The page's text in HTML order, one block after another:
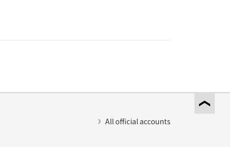
All official accounts